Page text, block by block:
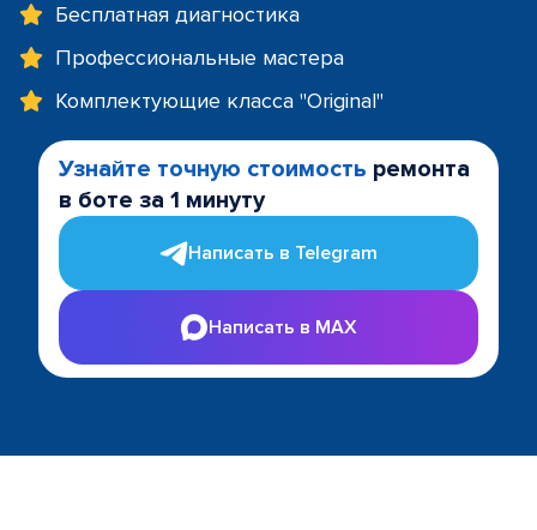
Бесплатная диагностика
Профессиональные мастера
Комплектующие класса "Original"
Узнайте точную стоимость ремонта
в боте за 1 минуту
Написать в Telegram
Написать в MAX